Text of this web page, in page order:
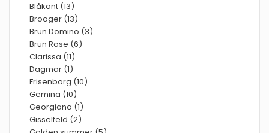
Blåkant (13)
Broager (13)
Brun Domino (3)
Brun Rose (6)
Clarissa (11)
Dagmar (1)
Frisenborg (10)
Gemina (10)
Georgiana (1)
Gisselfeld (2)